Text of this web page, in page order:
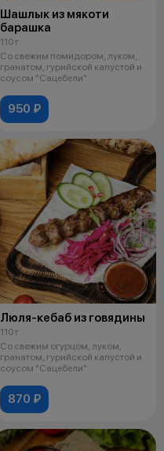
Шашлык из мякоти
барашка
110 г
Со свежим помидором, луком,
гранатом, гурийской капустой и
соусом "Сацебели"
950 ₽
Люля-кебаб из говядины
110 г
Со свежим огурцом, луком,
гранатом, гурийской капустой и
соусом "Сацебели"
870 ₽